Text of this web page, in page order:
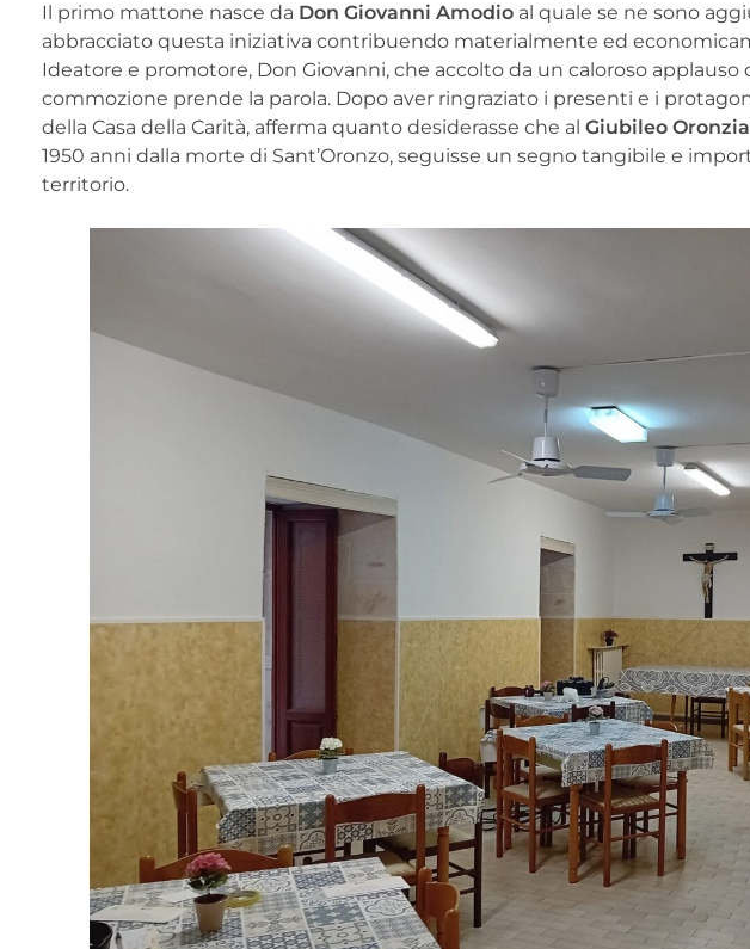
Il primo mattone nasce da Don Giovanni Amodio al quale se ne sono
abbracciato questa iniziativa contribuendo materialmente ed
Ideatore e promotore, Don Giovanni, che accolto da un caloroso
commozione prende la parola. Dopo aver ringraziato i presenti e i
della Casa della Carità, afferma quanto desiderasse che al Giubileo
1950 anni dalla morte di Sant’Oronzo, seguisse un segno tangibile e
territorio.